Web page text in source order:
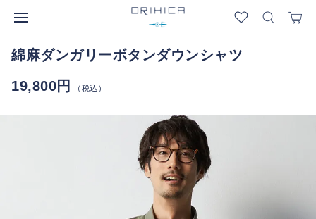
綿麻ダンガリーボタンダウンシャツ
19,800円
（税込）